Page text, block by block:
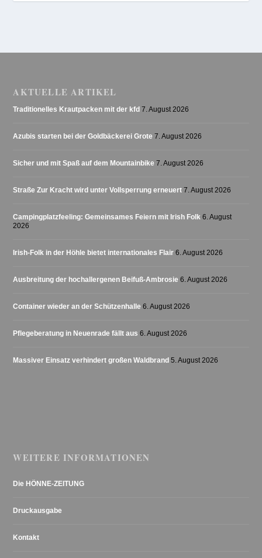
AKTUELLE ARTIKEL
Traditionelles Krautpacken mit der kfd 7. August 2026
Azubis starten bei der Goldbäckerei Grote 7. August 2026
Sicher und mit Spaß auf dem Mountainbike 7. August 2026
Straße Zur Kracht wird unter Vollsperrung erneuert 7. August 2026
Campingplatzfeeling: Gemeinsames Feiern mit Irish Folk 6. August
2026
Irish-Folk in der Höhle bietet internationales Flair 6. August 2026
Ausbreitung der hochallergenen Beifuß-Ambrosie 6. August 2026
Container wieder an der Schützenhalle 6. August 2026
Pflegeberatung in Neuenrade fällt aus 6. August 2026
Massiver Einsatz verhindert großen Waldbrand 5. August 2026
WEITERE INFORMATIONEN
Die HÖNNE-ZEITUNG
Druckausgabe
Kontakt